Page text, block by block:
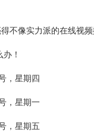
不像实力派的在线视
！
，星期四
，星期一
，星期五